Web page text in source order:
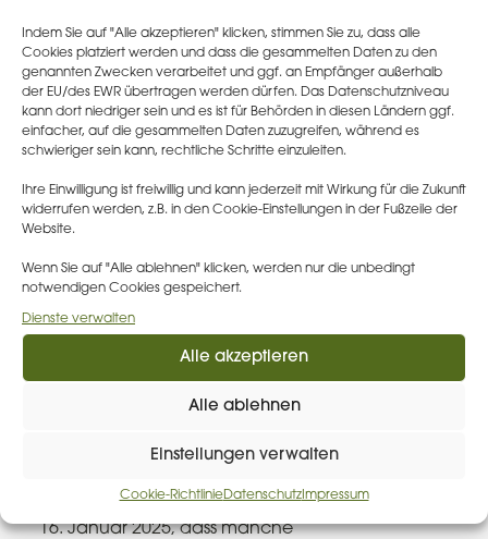
Indem Sie auf "Alle akzeptieren" klicken, stimmen Sie zu, dass alle
Cookies platziert werden und dass die gesammelten Daten zu den
genannten Zwecken verarbeitet und ggf. an Empfänger außerhalb
der EU/des EWR übertragen werden dürfen. Das Datenschutzniveau
kann dort niedriger sein und es ist für Behörden in diesen Ländern ggf.
einfacher, auf die gesammelten Daten zuzugreifen, während es
schwieriger sein kann, rechtliche Schritte einzuleiten.
Ihre Einwilligung ist freiwillig und kann jederzeit mit Wirkung für die Zukunft
widerrufen werden, z.B. in den Cookie-Einstellungen in der Fußzeile der
Website.
Wenn Sie auf "Alle ablehnen" klicken, werden nur die unbedingt
notwendigen Cookies gespeichert.
Dienste verwalten
Alle akzeptieren
Alle ablehnen
Einstellungen verwalten
Cookie-RichtlinieDatenschutzImpressum
dass „Kopie“ i. S. d. Art. 15 Abs. 3 DSGVO
nicht bedeutet, dass der Verantwortliche eine
„Fotokopie“ zur Verfügung stellen muss,
sondern eine strukturierte Wiedergabe der
auf die betroffene Person bezogenen Daten
bezieht sich in seinen Hinweisen auf die oben
aufgeführte Entscheidung des EuGH vom 4.
Dokumentauszüge oder ganze Dokumente
ausnahmsweise dann bereitzustellen sind,
wenn dies unerlässlich ist, um die wirksame
Ausübung der Betroffenenrechte zu
der Datenschutzbehörden zur Umsetzung
kritisieren diese in ihremAbschlussbericht
16. Januar 2025, dass manche